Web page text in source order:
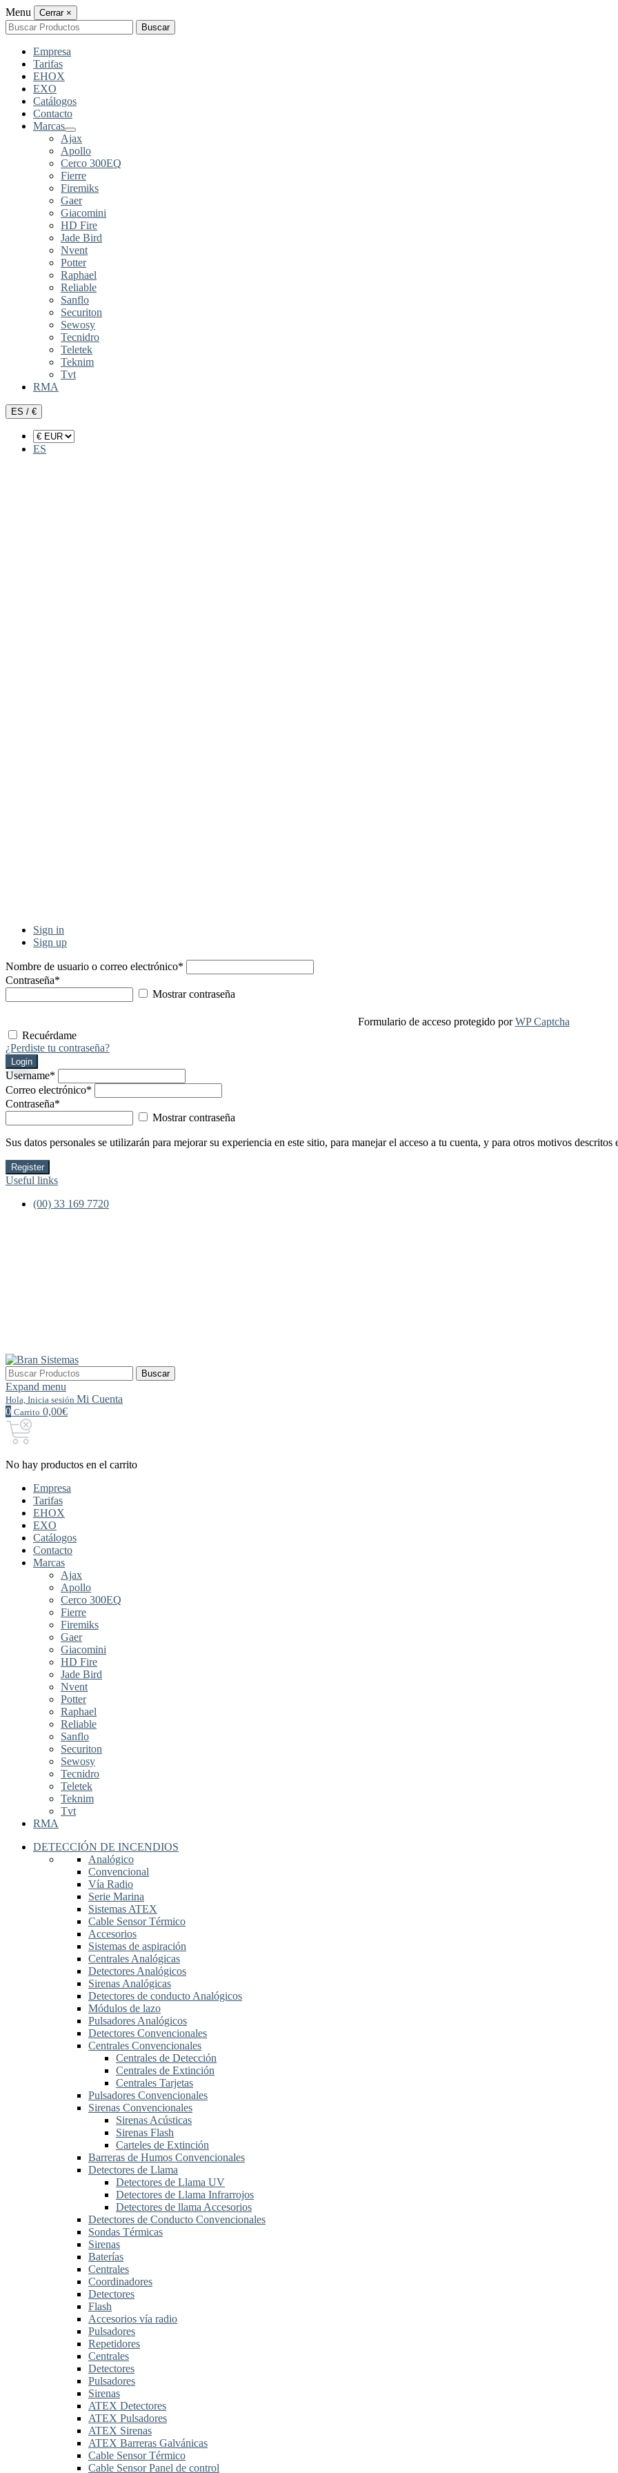
Menu Cerrar ×
Buscar
por:
Buscar
Empresa
Tarifas
EHOX
EXO
Catálogos
Contacto
Marcas
Ajax
Apollo
Cerco 300EQ
Fierre
Firemiks
Gaer
Giacomini
HD Fire
Jade Bird
Nvent
Potter
Raphael
Reliable
Sanflo
Securiton
Sewosy
Tecnidro
Teletek
Teknim
Tvt
RMA
ES / €
ES
Sign in
Sign up
Nombre de usuario o correo electrónico*
Contraseña*
Mostrar contraseña
Formulario de acceso protegido porWP Captcha
Recuérdame
¿Perdiste tu contraseña?
Login
Username*
Correo electrónico*
Contraseña*
Mostrar contraseña
Sus datos personales se utilizarán para mejorar su experiencia en este sitio, para manejar el acceso a tu cuenta, y para otros motivos descritos
Register
Useful links
(00) 33 169 7720
Buscar
por:
Buscar
Expand menu
Hola, Inicia sesión Mi Cuenta
0 Carrito 0,00€
No hay productos en el carrito
Empresa
Tarifas
EHOX
EXO
Catálogos
Contacto
Marcas
Ajax
Apollo
Cerco 300EQ
Fierre
Firemiks
Gaer
Giacomini
HD Fire
Jade Bird
Nvent
Potter
Raphael
Reliable
Sanflo
Securiton
Sewosy
Tecnidro
Teletek
Teknim
Tvt
RMA
DETECCIÓN DE INCENDIOS
Analógico
Convencional
Vía Radio
Serie Marina
Sistemas ATEX
Cable Sensor Térmico
Accesorios
Sistemas de aspiración
Centrales Analógicas
Detectores Analógicos
Sirenas Analógicas
Detectores de conducto Analógicos
Módulos de lazo
Pulsadores Analógicos
Detectores Convencionales
Centrales Convencionales
Centrales de Detección
Centrales de Extinción
Centrales Tarjetas
Pulsadores Convencionales
Sirenas Convencionales
Sirenas Acústicas
Sirenas Flash
Carteles de Extinción
Barreras de Humos Convencionales
Detectores de Llama
Detectores de Llama UV
Detectores de Llama Infrarrojos
Detectores de llama Accesorios
Detectores de Conducto Convencionales
Sondas Térmicas
Sirenas
Baterías
Centrales
Coordinadores
Detectores
Flash
Accesorios vía radio
Pulsadores
Repetidores
Centrales
Detectores
Pulsadores
Sirenas
ATEX Detectores
ATEX Pulsadores
ATEX Sirenas
ATEX Barreras Galvánicas
Cable Sensor Térmico
Cable Sensor Panel de control